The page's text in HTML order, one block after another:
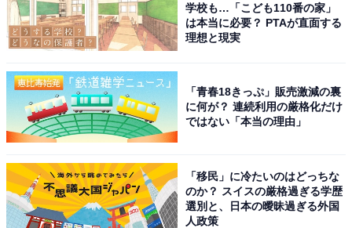
コムテック「ZDR-830R」
学校も…「こども110番の家」
は本当に必要？ PTAが直面する
理想と現実
「青春18きっぷ」販売激減の裏
に何が？ 連続利用の厳格化だけ
ではない「本当の理由」
「移民」に冷たいのはどっちな
のか？ スイスの厳格過ぎる学歴
選別と、日本の曖昧過ぎる外国
人政策